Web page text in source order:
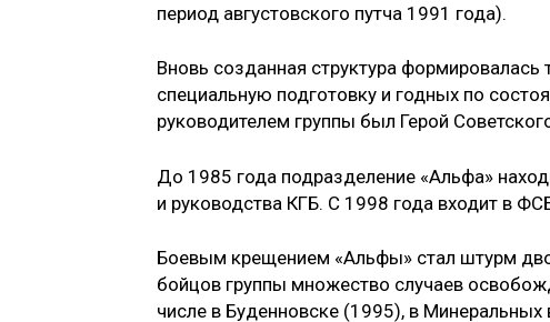
период августовского путча 1991 года).
Вновь созданная структура
специальную подготовку и годных по
руководителем группы был Герой
До 1985 года подразделение «Альфа»
и руководства КГБ. С 1998 года входит в
Боевым крещением «Альфы» стал штурм
бойцов группы множество случаев
числе в Буденновске (1995), в